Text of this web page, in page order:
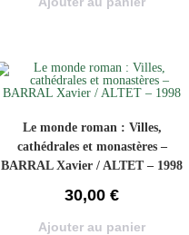
Le monde roman : Villes,
cathédrales et monastères –
BARRAL Xavier / ALTET – 1998
30,00 €
Ajouter au panier